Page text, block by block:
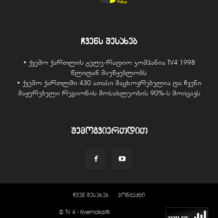
ჩვენს შესახებ
• ქვემო ქართლის ტელე-რადიო კომპანია TV4 1998
წლიდან მაუწყებლობს
• ქვემო ქართლში 430 ათასი მაცხოვრებელია და ჩვენი
მაყურებელი რეგიონის მოსახლეობის 90%-ს მოიცავს
შემოგვიერთდით
ჩვენ შესახებ კონტაქტი
© TV 4 - Kvemokartli